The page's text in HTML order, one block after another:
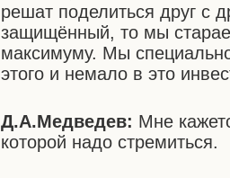
решат поделиться друг с
защищённый, то мы
максимуму. Мы
этого и немало в это
Д.А.Медведев: Мне
которой надо стремиться.